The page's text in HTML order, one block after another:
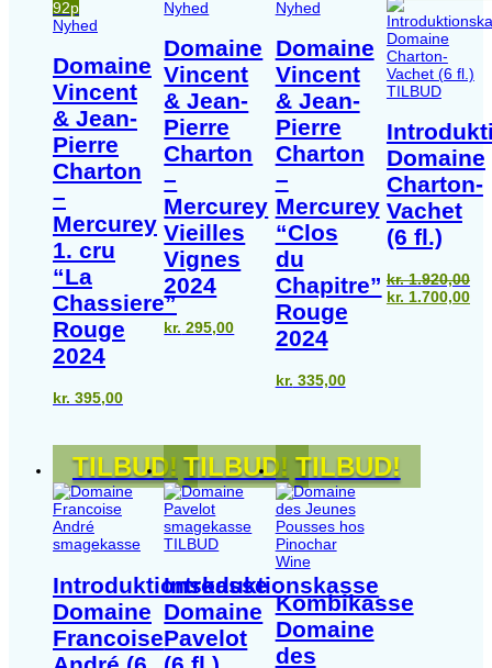
92p
Nyhed
Domaine
Vincent
& Jean-
Pierre
Charton
–
Mercurey
1. cru
“La
Chassiere”
Rouge
2024
kr. 395,00
Nyhed
Domaine
Vincent
& Jean-
Pierre
Charton
–
Mercurey
Vieilles
Vignes
2024
kr. 295,00
Nyhed
Domaine
Vincent
& Jean-
Pierre
Charton
–
Mercurey
“Clos
du
Chapitre”
Rouge
2024
kr. 335,00
TILBUD
Domaine
Charton-
Vachet
(6 fl.)
kr.1.920,00
Den
kr. 1.700,00
TILBUD!
Introduktionskasse
Domaine
Francoise
TILBUD!
TILBUD
Introduktionskasse
Domaine
Pavelot
TILBUD!
Kombikasse
Domaine
des